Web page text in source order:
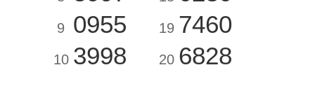
9 0955
10 3998
19 7460
20 6828